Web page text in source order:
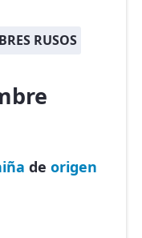
RUSOS
de origen